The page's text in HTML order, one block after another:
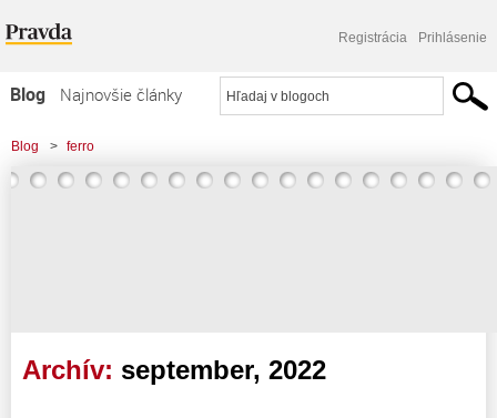
Registrácia Prihlásenie
Blog
Najnovšie články
Najčítanejšie články
Najkomentovanejšie články
Blog > ferro
Archív: september, 2022